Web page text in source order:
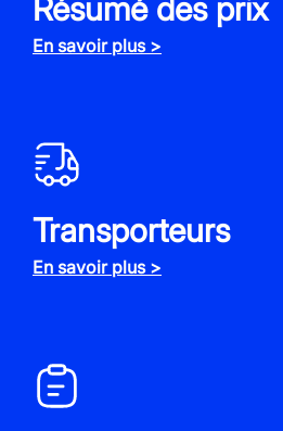
Résumé des prix
En savoir plus >
Transporteurs
En savoir plus >